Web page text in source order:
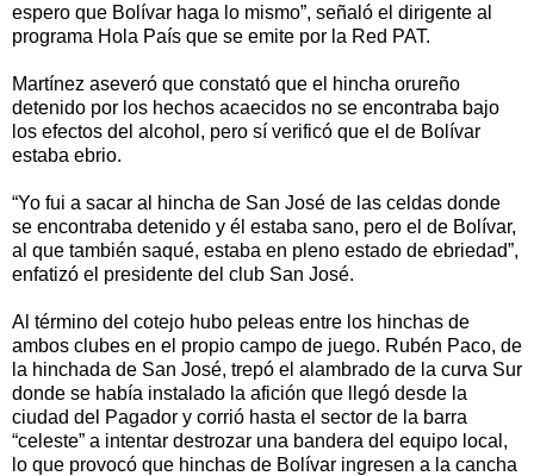
espero que Bolívar haga lo mismo”, señaló el dirigente al
programa Hola País que se emite por la Red PAT.
Martínez aseveró que constató que el hincha orureño
detenido por los hechos acaecidos no se encontraba bajo
los efectos del alcohol, pero sí verificó que el de Bolívar
estaba ebrio.
“Yo fui a sacar al hincha de San José de las celdas donde
se encontraba detenido y él estaba sano, pero el de Bolívar,
al que también saqué, estaba en pleno estado de ebriedad”,
enfatizó el presidente del club San José.
Al término del cotejo hubo peleas entre los hinchas de
ambos clubes en el propio campo de juego. Rubén Paco, de
la hinchada de San José, trepó el alambrado de la curva Sur
donde se había instalado la afición que llegó desde la
ciudad del Pagador y corrió hasta el sector de la barra
“celeste” a intentar destrozar una bandera del equipo local,
lo que provocó que hinchas de Bolívar ingresen a la cancha